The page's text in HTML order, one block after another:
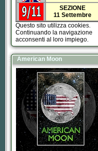
SEZIONE
11 Settembre
Questo sito utilizza cookies.
Continuando la navigazione
acconsenti al loro impiego.
American Moon